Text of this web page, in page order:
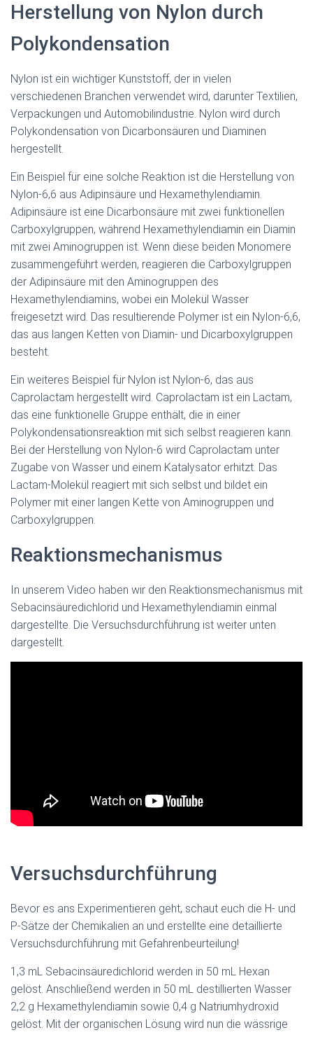
Herstellung von Nylon durch
Polykondensation
Nylon ist ein wichtiger Kunststoff, der in vielen
verschiedenen Branchen verwendet wird, darunter Textilien,
Verpackungen und Automobilindustrie. Nylon wird durch
Polykondensation von Dicarbonsäuren und Diaminen
hergestellt.
Ein Beispiel für eine solche Reaktion ist die Herstellung von
Nylon-6,6 aus Adipinsäure und Hexamethylendiamin.
Adipinsäure ist eine Dicarbonsäure mit zwei funktionellen
Carboxylgruppen, während Hexamethylendiamin ein Diamin
mit zwei Aminogruppen ist. Wenn diese beiden Monomere
zusammengeführt werden, reagieren die Carboxylgruppen
der Adipinsäure mit den Aminogruppen des
Hexamethylendiamins, wobei ein Molekül Wasser
freigesetzt wird. Das resultierende Polymer ist ein Nylon-6,6,
das aus langen Ketten von Diamin- und Dicarboxylgruppen
besteht.
Ein weiteres Beispiel für Nylon ist Nylon-6, das aus
Caprolactam hergestellt wird. Caprolactam ist ein Lactam,
das eine funktionelle Gruppe enthält, die in einer
Polykondensationsreaktion mit sich selbst reagieren kann.
Bei der Herstellung von Nylon-6 wird Caprolactam unter
Zugabe von Wasser und einem Katalysator erhitzt. Das
Lactam-Molekül reagiert mit sich selbst und bildet ein
Polymer mit einer langen Kette von Aminogruppen und
Carboxylgruppen.
Reaktionsmechanismus
In unserem Video haben wir den Reaktionsmechanismus mit
Sebacinsäuredichlorid und Hexamethylendiamin einmal
dargestellte. Die Versuchsdurchführung ist weiter unten
dargestellt.
Versuchsdurchführung
Bevor es ans Experimentieren geht, schaut euch die H- und
P-Sätze der Chemikalien an und erstellte eine detaillierte
Versuchsdurchführung mit Gefahrenbeurteilung!
1,3 mL Sebacinsäuredichlorid werden in 50 mL Hexan
gelöst. Anschließend werden in 50 mL destillierten Wasser
2,2 g Hexamethylendiamin sowie 0,4 g Natriumhydroxid
gelöst. Mit der organischen Lösung wird nun die wässrige